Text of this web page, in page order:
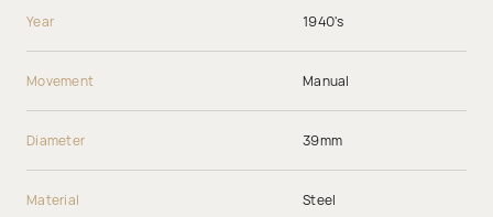
Year 1940's
Movement Manual
Diameter 39mm
Material Steel